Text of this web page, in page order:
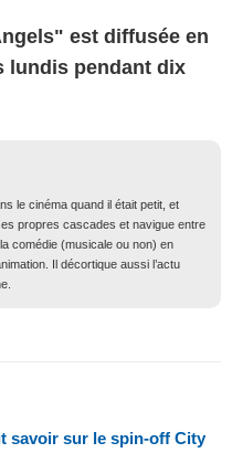
est diffusée en
lundis pendant dix
le cinéma quand il était petit, et
propres cascades et navigue entre
comédie (musicale ou non) en
Il décortique aussi l’actu
savoir sur le spin-off City